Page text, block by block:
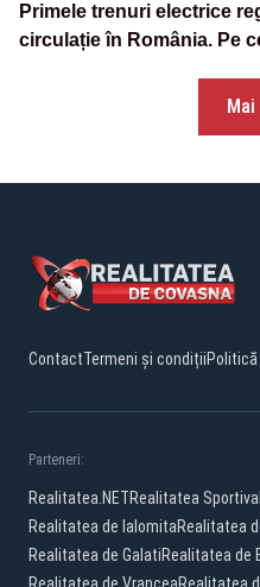
Primele trenuri electrice
circulație în România. Pe
ContactTermeni și condiții
Parteneri:
Realitatea.NETRealitatea Sportiva
Realitatea de IalomitaRealitatea
Realitatea de GalatiRealitatea de